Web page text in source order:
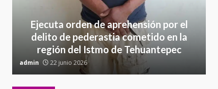
Ejecuta orden de aprehensión por el
delito de pederastia cometido en la
región del Istmo de Tehuantepec
admin 22 junio 2026